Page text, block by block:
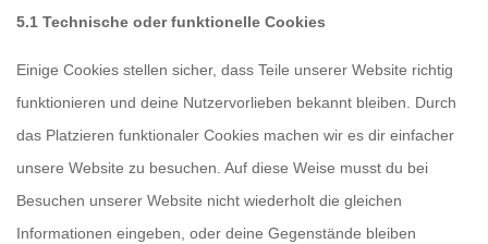
5.1 Technische oder funktionelle Cookies
Einige Cookies stellen sicher, dass Teile unserer Website richtig
funktionieren und deine Nutzervorlieben bekannt bleiben. Durch
das Platzieren funktionaler Cookies machen wir es dir einfacher
unsere Website zu besuchen. Auf diese Weise musst du bei
Besuchen unserer Website nicht wiederholt die gleichen
Informationen eingeben, oder deine Gegenstände bleiben